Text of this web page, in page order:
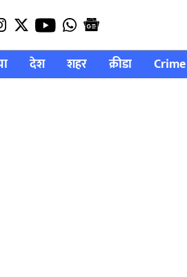
देश शहर क्रीडा Crime